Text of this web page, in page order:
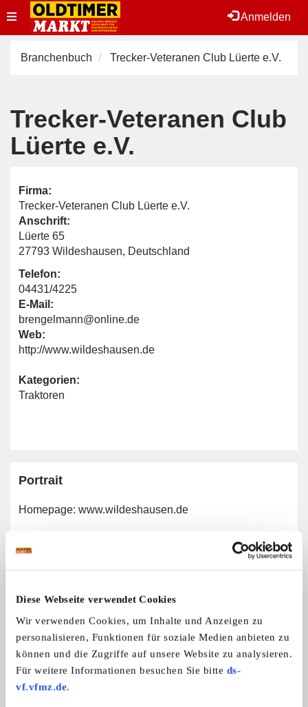
Diese Webseite verwendet Cookies
Wir verwenden Cookies, um Inhalte und Anzeigen zu
personalisieren, Funktionen für soziale Medien anbieten zu
können und die Zugriffe auf unsere Website zu analysieren.
Für weitere Informationen besuchen Sie bitte ds-
vf.vfmz.de.
Anmelden
Toggle
navigation
Branchenbuch Trecker-Veteranen Club Lüerte e.V.
Trecker-Veteranen Club
Lüerte e.V.
Firma:
Trecker-Veteranen Club Lüerte e.V.
Anschrift:
Lüerte 65
27793 Wildeshausen, Deutschland
Telefon:
04431/4225
E-Mail:
brengelmann@online.de
Web:
http://www.wildeshausen.de
Kategorien:
Traktoren
Portrait
Homepage: www.wildeshausen.de
Traktormarken:
Trecker-Veteranen Club Lüerte e.V.